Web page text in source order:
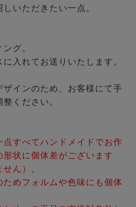
いただきたい一点。
グ。
入れてお送りいたします。
インのため、お客様にて手
ください。
すべてハンドメイドでお作
状に個体差がございます
ん）。
めフォルムや色味にも個体